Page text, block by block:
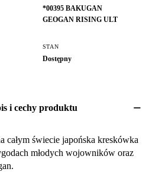
*00395 BAKUGAN
GEOGAN RISING ULT
STAN
Dostępny
i cechy produktu
całym świecie japońska kreskówka
młodych wojowników oraz